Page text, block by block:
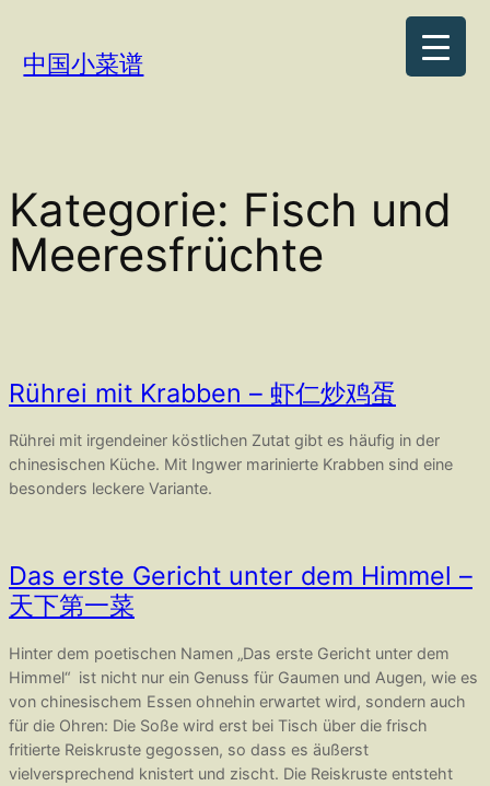
Inhalt
springen
中国小菜谱
Kategorie: Fisch und
Meeresfrüchte
Rührei mit Krabben – 虾仁炒鸡蛋
Rührei mit irgendeiner köstlichen Zutat gibt es häufig in der
chinesischen Küche. Mit Ingwer marinierte Krabben sind eine
besonders leckere Variante.
Das erste Gericht unter dem Himmel –
天下第一菜
Hinter dem poetischen Namen „Das erste Gericht unter dem
Himmel“ ist nicht nur ein Genuss für Gaumen und Augen, wie es
von chinesischem Essen ohnehin erwartet wird, sondern auch
für die Ohren: Die Soße wird erst bei Tisch über die frisch
fritierte Reiskruste gegossen, so dass es äußerst
vielversprechend knistert und zischt. Die Reiskruste entsteht